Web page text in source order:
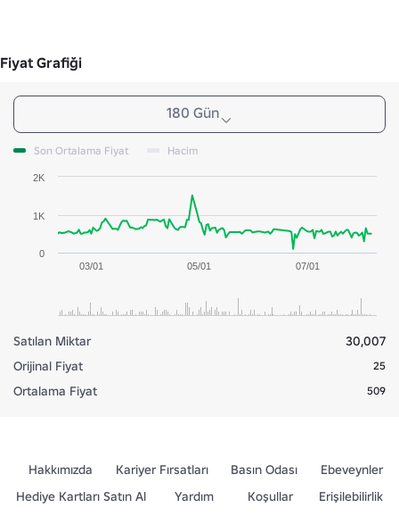
Fiyat Grafiği
180 Gün
Son Ortalama Fiyat Hacim
03/01 05/01 07/01
0
1K
2K
Satılan Miktar
30,007
Orijinal Fiyat
25
Ortalama Fiyat 509
Hakkımızda Kariyer Fırsatları Basın Odası
Ebeveynler
Hediye Kartları Satın Al
Yardım Koşullar
Erişilebilirlik